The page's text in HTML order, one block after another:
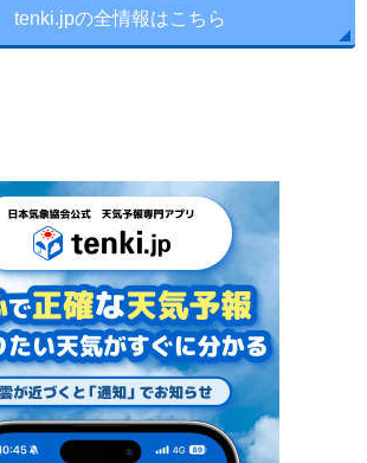
tenki.jpの全情報はこちら